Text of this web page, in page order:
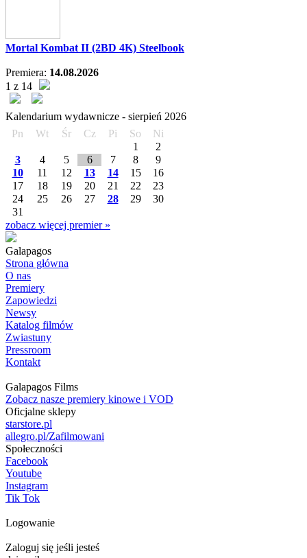
Mortal Kombat II (2BD 4K) Steelbook
Premiera: 14.08.2026
1 z 14
Kalendarium wydawnicze - sierpień 2026
Pn
Wt Śr Cz Pi So
Ni
1
2
3
4 5 6 7 8
9
10
11 12 13 14 15
16
17
18 19 20 21 22
23
24
25 26 27 28 29
30
31
zobacz więcej premier »
Galapagos
Strona główna
O nas
Premiery
Zapowiedzi
Newsy
Katalog filmów
Zwiastuny
Pressroom
Kontakt
Galapagos Films
Zobacz nasze premiery kinowe i VOD
Oficjalne sklepy
starstore.pl
allegro.pl/Zafilmowani
Społeczności
Facebook
Youtube
Instagram
Tik Tok
Logowanie
Zaloguj się jeśli jesteś